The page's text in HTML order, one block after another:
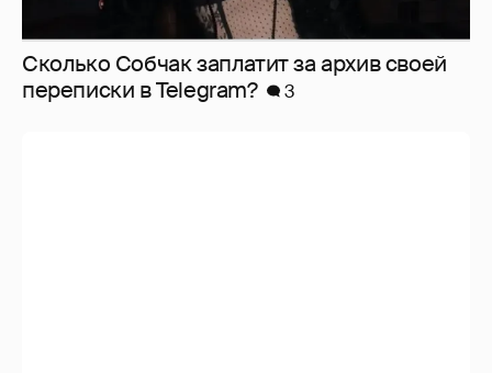
Сколько Собчак заплатит за архив своей
перeписки в Telegram?
3